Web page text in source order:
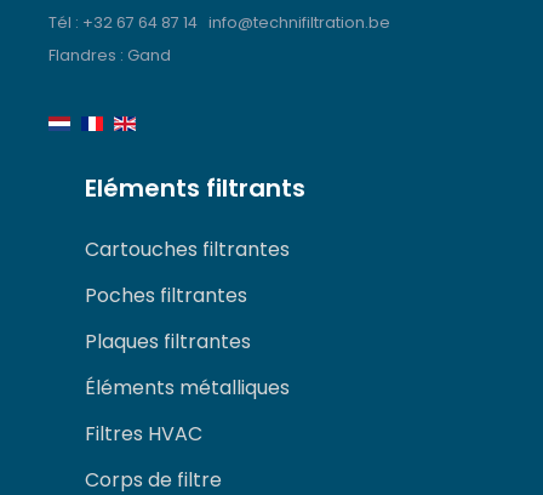
Tél : +32 67 64 87 14 info@technifiltration.be
Flandres : Gand
Eléments filtrants
Cartouches filtrantes
Poches filtrantes
Plaques filtrantes
Éléments métalliques
Filtres HVAC
Corps de filtre